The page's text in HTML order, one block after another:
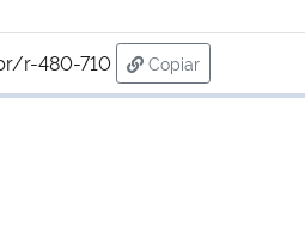
r-480-710
Copiar
para área de